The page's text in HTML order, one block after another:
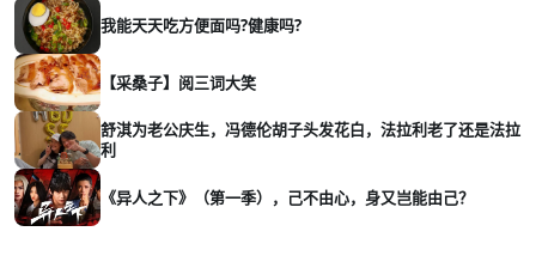
我能天天吃方便面吗?健康吗?
【采桑子】阅三词大笑
舒淇为老公庆生，冯德伦胡子头发花白，法拉利老了还是法拉
利
《异人之下》（第一季），己不由心，身又岂能由己？